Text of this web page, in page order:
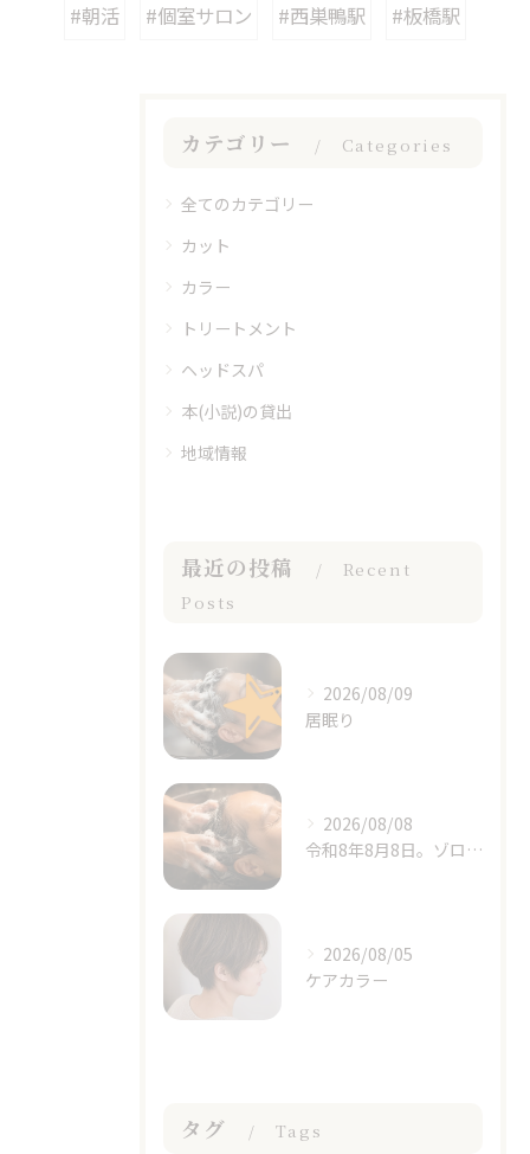
#朝活 #個室サロン #西巣鴨駅 #板橋駅
カテゴリー Categories
全てのカテゴリー
カット
カラー
トリートメント
ヘッドスパ
本(小説)の貸出
地域情報
最近の投稿
Recent
Posts
2026/08/09
居眠り
2026/08/08
令和8年8月8日。ゾロ目の日と立秋、季節の変わり目に思うこと
2026/08/05
ケアカラー
タグ Tags